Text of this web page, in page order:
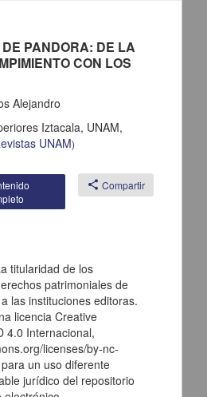
DE UNA ESCALA DE
DE PACIENTES.
Espinosa Sierra, Violeta; González
PANDORA: DE LA
CON LOS
Alejandro
Iztacala, UNAM,
UNAM)
share Compartir
titularidad de los
patrimoniales de
las instituciones editoras.
licencia Creative
4.0 Internacional,
licenses/by-nc-
un uso diferente
jurídico del repositorio